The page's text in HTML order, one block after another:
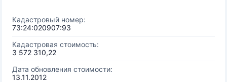
Кадастровый номер:
73:24:020907:93
Кадастровая стоимость:
3 572 310,22
Дата обновления стоимости:
13.11.2012